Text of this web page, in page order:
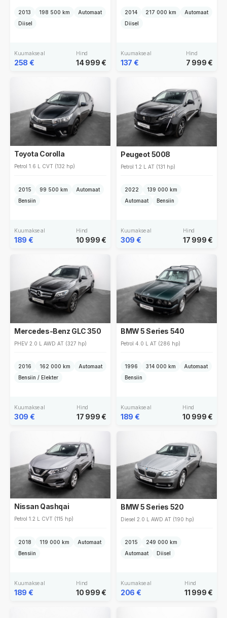
2013 198 500 km
Automaat
Diisel
Kuumakse al
258 €
Hind
14 999 €
2014 217 000 km
Automaat
Diisel
Kuumakse al
137 €
Hind
7 999 €
Toyota Corolla
Petrol 1.6 L CVT (132 hp)
2015 99 500 km
Automaat
Bensiin
Kuumakse al
189 €
Hind
10 999 €
Peugeot 5008
Petrol 1.2 L AT (131 hp)
2022
139 000 km
Automaat
Bensiin
Kuumakse al
309 €
Hind
17 999 €
Mercedes-Benz GLC 350
PHEV 2.0 L AWD AT (327 hp)
2016 162 000 km
Automaat
Bensiin / Elekter
Kuumakse al
309 €
Hind
17 999 €
BMW 5 Series 540
Petrol 4.0 L AT (286 hp)
1996 314 000 km
Automaat
Bensiin
Kuumakse al
189 €
Hind
10 999 €
Nissan Qashqai
Petrol 1.2 L CVT (115 hp)
2018 119 000 km
Automaat
Bensiin
Kuumakse al
189 €
Hind
10 999 €
BMW 5 Series 520
Diesel 2.0 L AWD AT (190 hp)
2015
249 000 km
Automaat
Diisel
Kuumakse al
206 €
Hind
11 999 €